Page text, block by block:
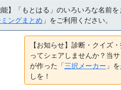
能】「もとはる」のいろいろな名前
ングまとめ 」をご利用ください。
【お知らせ】診断・クイズ
ってシェアしませんか？当
が作った「三択メーカー 」
しを！